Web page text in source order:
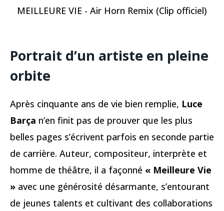
MEILLEURE VIE - Air Horn Remix (Clip officiel)
Portrait d’un artiste en pleine
orbite
Après cinquante ans de vie bien remplie, Luce
Barça n’en finit pas de prouver que les plus
belles pages s’écrivent parfois en seconde partie
de carrière. Auteur, compositeur, interprète et
homme de théâtre, il a façonné « Meilleure Vie
» avec une générosité désarmante, s’entourant
de jeunes talents et cultivant des collaborations